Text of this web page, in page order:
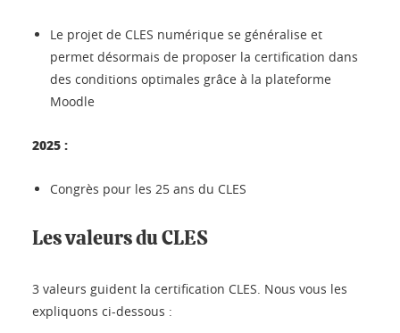
Le projet de CLES numérique se généralise et
permet désormais de proposer la certification dans
des conditions optimales grâce à la plateforme
Moodle
2025 :
Congrès pour les 25 ans du CLES
Les valeurs du CLES
3 valeurs guident la certification CLES. Nous vous les
expliquons ci-dessous :